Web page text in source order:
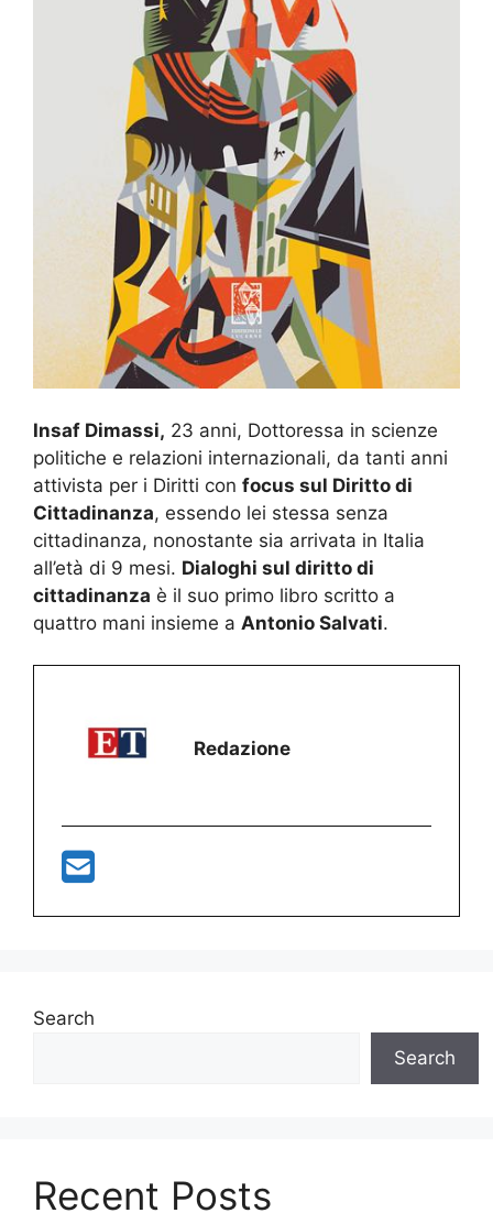
Insaf Dimassi, 23 anni, Dottoressa in scienze
politiche e relazioni internazionali, da tanti anni
attivista per i Diritti con focus sul Diritto di
Cittadinanza, essendo lei stessa senza
cittadinanza, nonostante sia arrivata in Italia
all’età di 9 mesi. Dialoghi sul diritto di
cittadinanza è il suo primo libro scritto a
quattro mani insieme a Antonio Salvati.
Redazione
Search
Search
Recent Posts